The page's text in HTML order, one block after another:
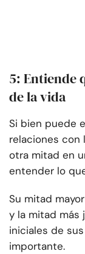
5: Entiende
de la vida
Si bien puede
relaciones con
otra mitad en
entender lo
Su mitad
y la mitad más
iniciales de
importante.